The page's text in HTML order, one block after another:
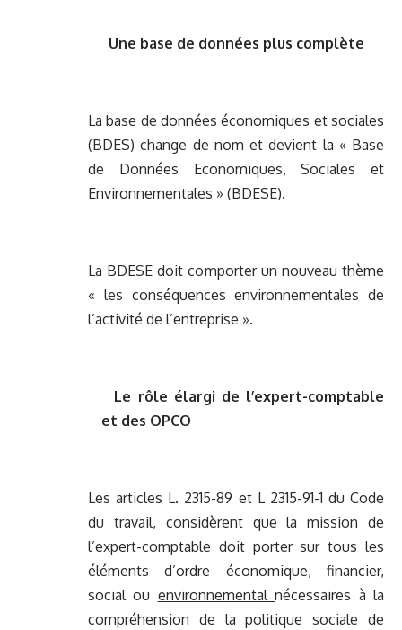
Une base de données plus complète
La base de données économiques et sociales
(BDES) change de nom et devient la « Base
de Données Economiques, Sociales et
Environnementales » (BDESE).
La BDESE doit comporter un nouveau thème
« les conséquences environnementales de
l’activité de l’entreprise ».
Le rôle élargi de l’expert-comptable
et des OPCO
Les articles L. 2315-89 et L 2315-91-1 du Code
du travail, considèrent que la mission de
l’expert-comptable doit porter sur tous les
éléments d’ordre économique, financier,
social ou environnementalnécessaires à la
compréhension de la politique sociale de